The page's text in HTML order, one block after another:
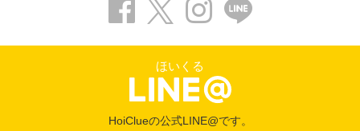
ほいくる
HoiClueの公式LINE@です。